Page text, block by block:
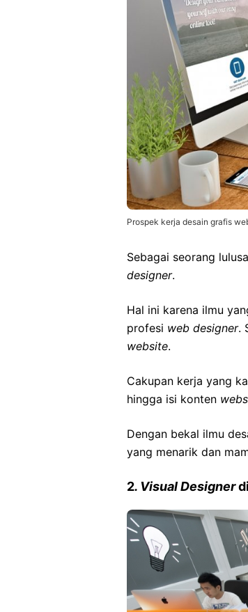
Prospek kerja desain grafis
Sebagai seorang
designer.
Hal ini karena ilmu
profesi web designer.
website.
Cakupan kerja yang
hingga isi konten
Dengan bekal ilmu
yang menarik dan
2. Visual Designer